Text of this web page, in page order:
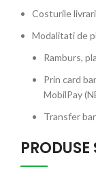
Costurile
Modalitati de
Ramburs,
Prin card
MobilPay
Transfer